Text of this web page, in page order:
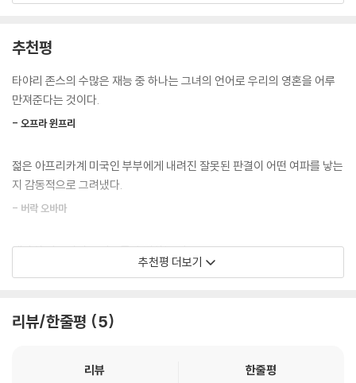
개인의 삶이 언뜻 미미하고 사소해 보일지라도, 바로 그곳에 거대한 질문
에 대한 답이 숨겨져 있다는 간과하기 쉬운 진실을 작가는 가장 소설적인,
질문으로 가득한 이 시대에, 소설 속 인물들은 사회적 폭력과 억압적인 규
써 끝내 화해에 이른다. 그 모습을 지켜보고 있노라면, 어느새 인간에 대한
믿음과 희망으로 마음이 기울어진다. 무엇보다 이 책을 통해 얻을 수 있는
가장 큰 위안은 순식간에 지나가버리는 작은 목소리에 귀기울이고, 거기서
모른다.
지극히 보편적이고, 지극히 사적인 이 시대의 사랑 이야기
“나는 우리의 결혼생활이 섬세하게 짠 태피스트리처럼 연약하지만 고칠
추천평
타야리 존스의 수많은 재능 중 하나는 그녀의 언어로 우리의 영혼을 어루
만져준다는 것이다.
- 오프라 윈프리
젊은 아프리카계 미국인 부부에게 내려진 잘못된 판결이 어떤 여파를 낳는
지 감동적으로 그려냈다.
- 버락 오바마
대단히 감동적이고 사유를 촉발하는 작품.
- 빌 게이츠
타야리 존스의 『미국식 결혼』은 놀라운 사랑의 대서사시이며, 숨막히는 반
한 소설처럼 느껴진다.
추천평 더보기
리뷰/한줄평 5
리뷰 한줄평